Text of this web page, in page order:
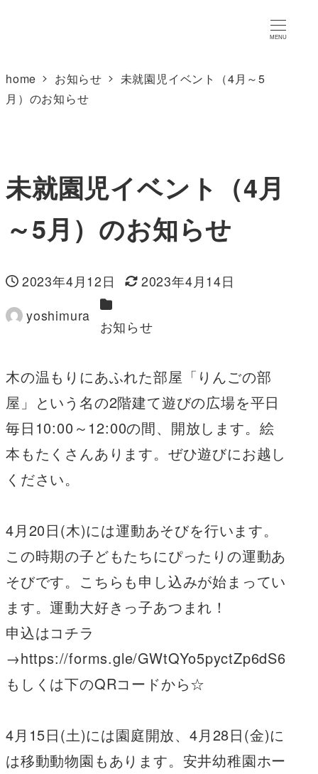
MENU
home お知らせ
未就園児イベント（4月～5
月）のお知らせ
未就園児イベント（4月
～5月）のお知らせ
投稿日
2023年4月12日
更新日
2023年4月14日
著
yoshimura
カテゴリー
お知らせ
木の温もりにあふれた部屋「りんごの部
屋」という名の2階建て遊びの広場を平日
毎日10:00～12:00の間、開放します。絵
本もたくさんあります。ぜひ遊びにお越し
ください。
4月20日(木)には運動あそびを行います。
この時期の子どもたちにぴったりの運動あ
そびです。こちらも申し込みが始まってい
ます。運動大好きっ子あつまれ！
申込はコチラ
→https://forms.gle/GWtQYo5pyctZp6dS6
もしくは下のQRコードから☆
4月15日(土)には園庭開放、4月28日(金)に
は移動動物園もあります。安井幼稚園ホー